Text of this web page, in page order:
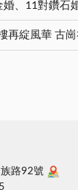
再綻風華 古
路92號